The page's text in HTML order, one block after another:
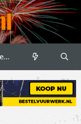
Registreren